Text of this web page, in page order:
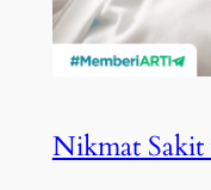
Nikmat Sakit